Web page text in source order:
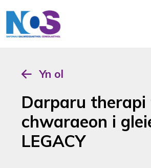
Yn ol
Darparu therapi
chwaraeon i
LEGACY